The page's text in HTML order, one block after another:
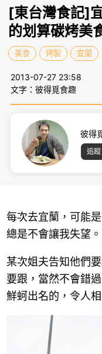
[東台灣食記]
的划算碳烤美
美食 烤製 宜蘭
2013-07-27 23:58
文字：彼得覓食趣
彼得
追蹤
每次去宜蘭，可能
總是不會讓我失望。
某次姐夫告知他們
要跟，當然不會錯
鮮蚵出名的，令人